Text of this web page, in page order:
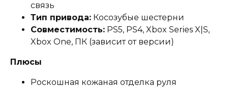
связь
Тип привода: Косозубые шестерни
Совместимость: PS5, PS4, Xbox Series X|S,
Xbox One, ПК (зависит от версии)
Плюсы
Роскошная кожаная отделка руля